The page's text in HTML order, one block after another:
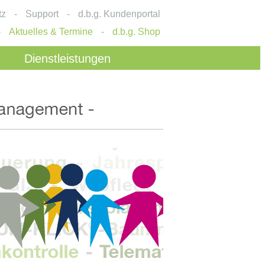
- Support -
d.b.g. Kundenportal
Aktuelles & Termine - d.b.g. Shop
Dienstleistungen